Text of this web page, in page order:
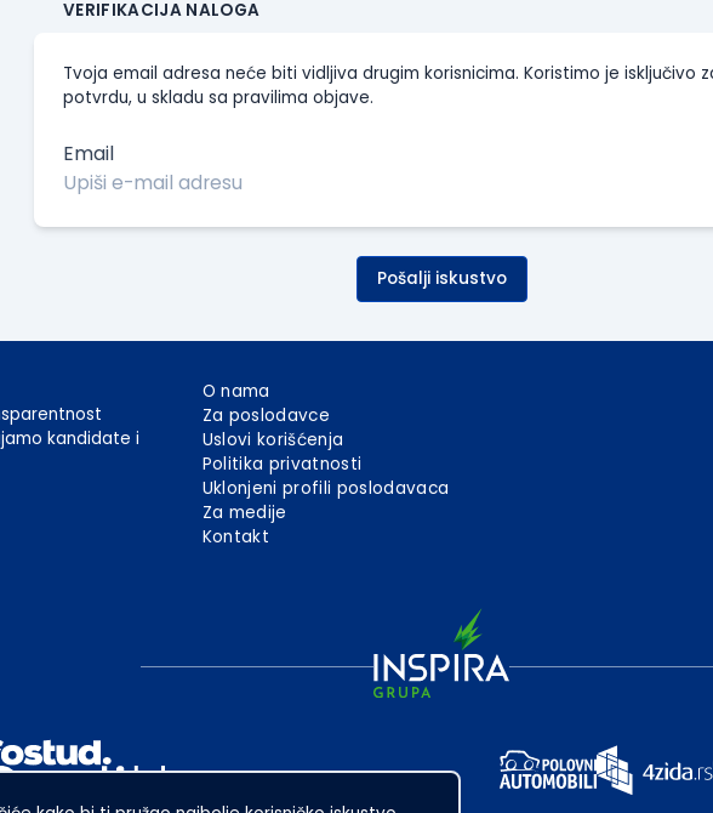
VERIFIKACIJA NALOGA
Tvoja email adresa neće biti vidljiva drugim korisnicima. Koristimo je isključivo
potvrdu, u skladu sa pravilima objave.
Email
Pošalji iskustvo
kandidate i
O nama
Za poslodavce
Uslovi korišćenja
Politika privatnosti
Uklonjeni profili poslodavaca
Za medije
Kontakt